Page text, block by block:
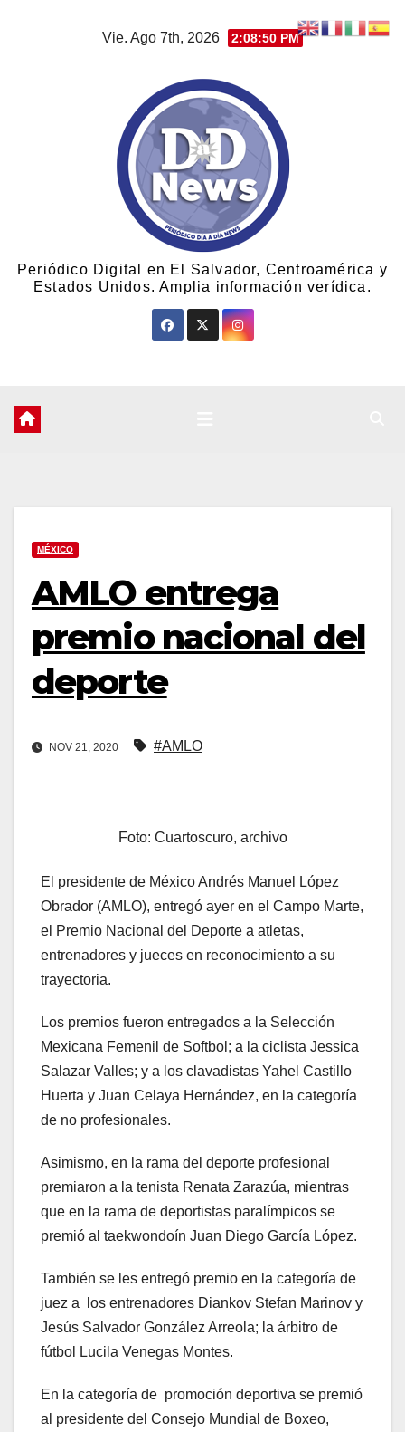
Vie. Ago 7th, 2026 2:08:50 PM
Periódico Digital en El Salvador, Centroamérica y
Estados Unidos. Amplia información verídica.
MÉXICO
AMLO entrega
premio nacional del
deporte
NOV 21, 2020 #AMLO
Foto: Cuartoscuro, archivo
El presidente de México Andrés Manuel López
Obrador (AMLO), entregó ayer en el Campo Marte,
el Premio Nacional del Deporte a atletas,
entrenadores y jueces en reconocimiento a su
trayectoria.
Los premios fueron entregados a la Selección
Mexicana Femenil de Softbol; a la ciclista Jessica
Salazar Valles; y a los clavadistas Yahel Castillo
Huerta y Juan Celaya Hernández, en la categoría
de no profesionales.
Asimismo, en la rama del deporte profesional
premiaron a la tenista Renata Zarazúa, mientras
que en la rama de deportistas paralímpicos se
premió al taekwondoín Juan Diego García López.
También se les entregó premio en la categoría de
juez a los entrenadores Diankov Stefan Marinov y
Jesús Salvador González Arreola; la árbitro de
fútbol Lucila Venegas Montes.
En la categoría de promoción deportiva se premió
al presidente del Consejo Mundial de Boxeo,